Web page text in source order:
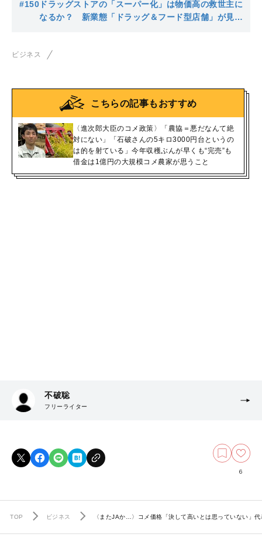
#150 ドラッグストアの「スーパー化」は物価高の救世主に
なるか？ 新業態「ドラッグ＆フード型店舗」が見据
ビジネス
こちらの記事もおすすめ
〈進次郎大臣のコメ政策〉「農協＝悪だなんて絶
対にない」「石破さんの5キロ3000円台というの
は的を射ている」今年収穫ぶんが早くも“完売”も
借金は1億円の大規模コメ農家が思うこと
不破聡
フリーライター
6
TOP ビジネス 〈またJAか…〉コメ価格「決して高いとは思っていない」